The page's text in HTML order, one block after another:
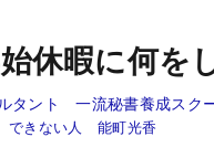
休暇に何を
タント 一流秘書養成スク
できない人 能町光香